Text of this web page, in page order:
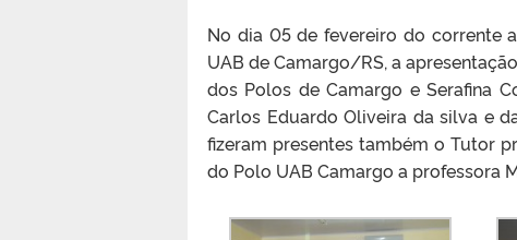
No dia 05 de fevereiro do corrente
UAB de Camargo/RS, a
dos Polos de Camargo e Serafina
Carlos Eduardo Oliveira da silva e
fizeram presentes também o Tutor
do Polo UAB Camargo a professora